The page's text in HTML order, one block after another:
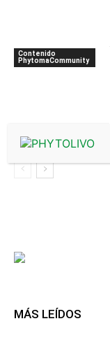
Contenido
PhytomaCommunity
Noticias
MÁS LEÍDOS